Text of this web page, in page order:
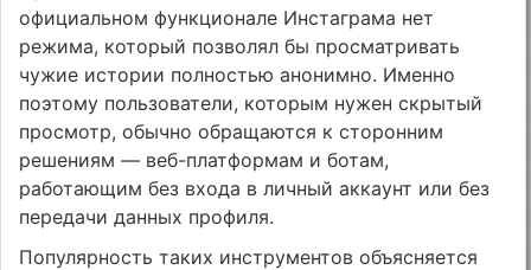
официальном функционале Инстаграма нет
режима, который позволял бы просматривать
чужие истории полностью анонимно. Именно
поэтому пользователи, которым нужен скрытый
просмотр, обычно обращаются к сторонним
решениям — веб-платформам и ботам,
работающим без входа в личный аккаунт или без
передачи данных профиля.
Популярность таких инструментов объясняется